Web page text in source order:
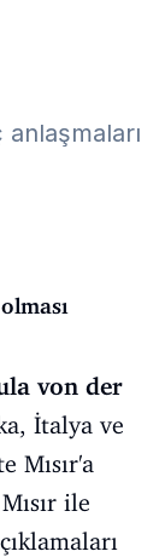
von der
İtalya ve
Mısır'a
ile